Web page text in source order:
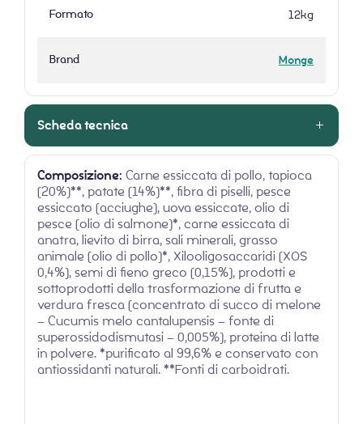
Formato 12kg
Brand Monge
Scheda tecnica
Composizione: Carne essiccata di pollo, tapioca
(20%)**, patate (14%)**, fibra di piselli, pesce
essiccato (acciughe), uova essiccate, olio di
pesce (olio di salmone)*, carne essiccata di
anatra, lievito di birra, sali minerali, grasso
animale (olio di pollo)*, Xilooligosaccaridi (XOS
0,4%), semi di fieno greco (0,15%), prodotti e
sottoprodotti della trasformazione di frutta e
verdura fresca (concentrato di succo di melone
– Cucumis melo cantalupensis – fonte di
superossidodismutasi – 0,005%), proteina di latte
in polvere. *purificato al 99,6% e conservato con
antiossidanti naturali. **Fonti di carboidrati.